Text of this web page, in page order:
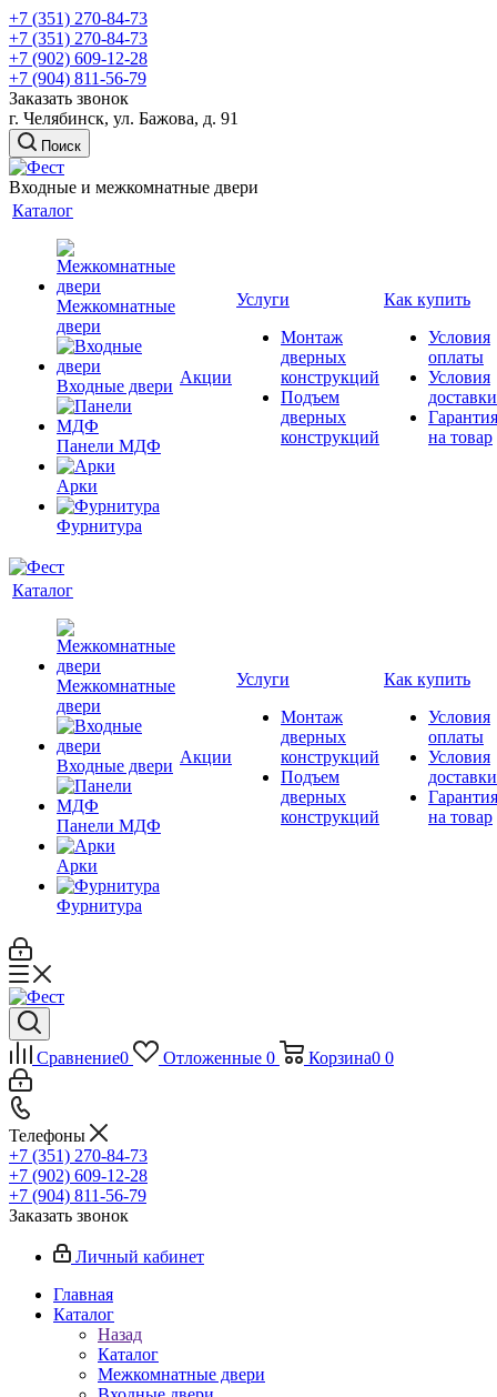
+7 (351) 270-84-73
+7 (351) 270-84-73
+7 (902) 609-12-28
+7 (904) 811-56-79
Заказать звонок
г. Челябинск, ул. Бажова, д. 91
Поиск
Входные и межкомнатные двери
Каталог
Межкомнатные
двери
Входные двери
Панели МДФ
Арки
Фурнитура
Акции
Услуги
Монтаж
дверных
конструкций
Подъем
дверных
конструкций
Как купить
Условия
оплаты
Условия
доставки
Гарантия
на товар
Каталог
Межкомнатные
двери
Входные двери
Панели МДФ
Арки
Фурнитура
Акции
Услуги
Монтаж
дверных
конструкций
Подъем
дверных
конструкций
Как купить
Условия
оплаты
Условия
доставки
Гарантия
на товар
Сравнение0 Отложенные 0 Корзина0 0
Телефоны
+7 (351) 270-84-73
+7 (902) 609-12-28
+7 (904) 811-56-79
Заказать звонок
Личный кабинет
Главная
Каталог
Назад
Каталог
Межкомнатные двери